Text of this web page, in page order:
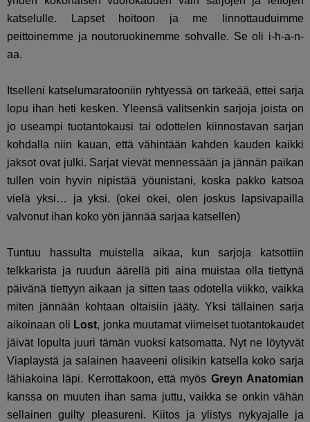
katselulle. Lapset hoitoon ja me linnottauduimme
peittoinemme ja noutoruokinemme sohvalle. Se oli i-h-a-n-
aa.
Itselleni katselumaratooniin ryhtyessä on tärkeää, ettei sarja
lopu ihan heti kesken. Yleensä valitsenkin sarjoja joista on
jo useampi tuotantokausi tai odottelen kiinnostavan sarjan
kohdalla niin kauan, että vähintään kahden kauden kaikki
jaksot ovat julki. Sarjat vievät mennessään ja jännän paikan
tullen voin hyvin nipistää yöunistani, koska pakko katsoa
vielä yksi… ja yksi. (okei okei, olen joskus lapsivapailla
valvonut ihan koko yön jännää sarjaa katsellen)
Tuntuu hassulta muistella aikaa, kun sarjoja katsottiin
telkkarista ja ruudun äärellä piti aina muistaa olla tiettynä
päivänä tiettyyn aikaan ja sitten taas odotella viikko, vaikka
miten jännään kohtaan oltaisiin jääty. Yksi tällainen sarja
aikoinaan oli Lost, jonka muutamat viimeiset tuotantokaudet
jäivät lopulta juuri tämän vuoksi katsomatta. Nyt ne löytyvät
Viaplaystä ja salainen haaveeni olisikin katsella koko sarja
lähiakoina läpi. Kerrottakoon, että myös Greyn Anatomian
kanssa on muuten ihan sama juttu, vaikka se onkin vähän
sellainen guilty pleasureni. Kiitos ja ylistys nykyajalle ja